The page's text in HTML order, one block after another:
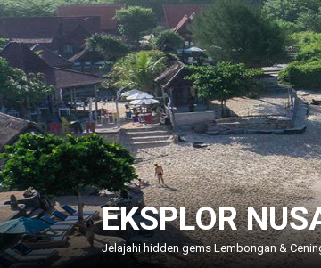
EKSPLOR
Jelajahi hidden gems Lembongan &